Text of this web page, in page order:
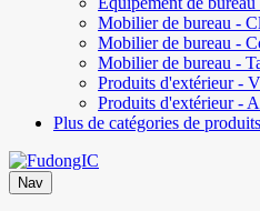
Mobilier de bureau -
Mobilier de bureau -
Mobilier de bureau -
Produits d'extérieur -
Produits d'extérieur -
Plus de catégories de produits
Nav